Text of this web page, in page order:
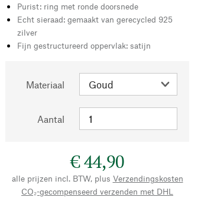
Purist: ring met ronde doorsnede
Echt sieraad: gemaakt van gerecycled 925
zilver
Fijn gestructureerd oppervlak: satijn
Materiaal
Aantal
€ 44,90
alle prijzen incl. BTW, plus Verzendingskosten
CO₂-gecompenseerd verzenden met DHL